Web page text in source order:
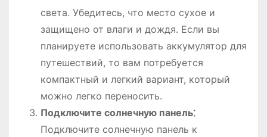
света․ Убедитесь, что место сухое и
защищено от влаги и дождя․ Если вы
планируете использовать аккумулятор для
путешествий, то вам потребуется
компактный и легкий вариант, который
можно легко переносить․
Подключите солнечную панель⁚
Подключите солнечную панель к